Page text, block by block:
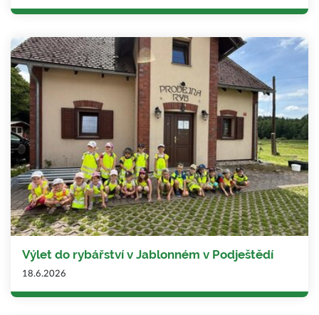
Výlet do rybářství v Jablonném v Podještědí
18.6.2026